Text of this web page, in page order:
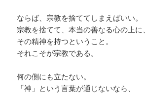
ならば、宗教を捨ててしまえばいい。
宗教を捨てて、本当の善なる心の上に、
その精神を持つということ。
それこそが宗教である。
何の側にも立たない。
「神」という言葉が通じないなら、